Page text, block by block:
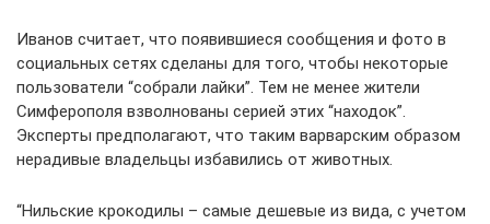
Иванов считает, что появившиеся сообщения и фото в
социальных сетях сделаны для того, чтобы некоторые
пользователи “собрали лайки”. Тем не менее жители
Симферополя взволнованы серией этих “находок”.
Эксперты предполагают, что таким варварским образом
нерадивые владельцы избавились от животных.
“Нильские крокодилы – самые дешевые из вида, с учетом